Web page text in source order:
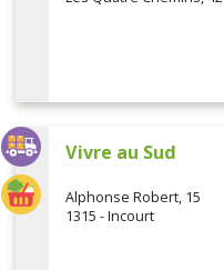
Vivre au Sud
Alphonse Robert, 15
1315 - Incourt